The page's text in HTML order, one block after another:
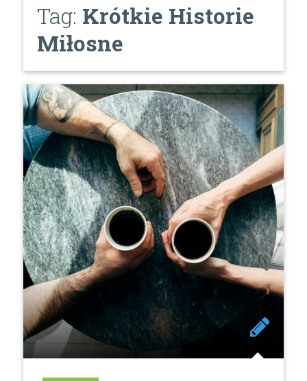
Tag: Krótkie Historie
Miłosne